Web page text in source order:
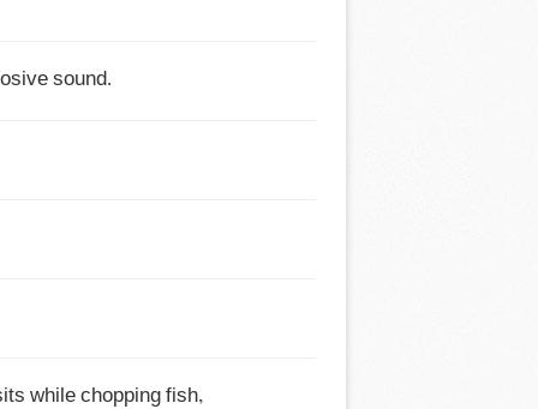
sound.
while chopping fish,